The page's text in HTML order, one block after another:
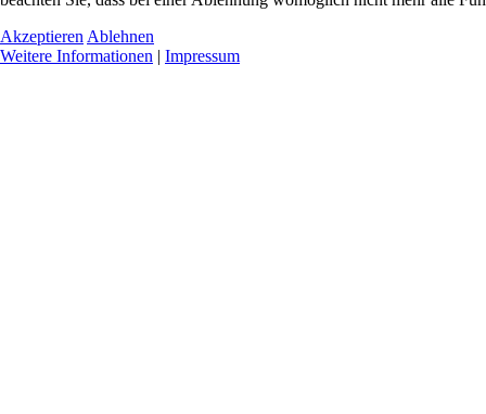
Akzeptieren Ablehnen
Weitere Informationen | Impressum